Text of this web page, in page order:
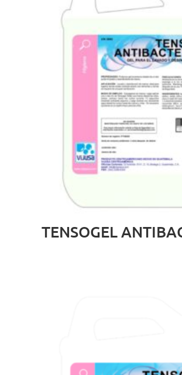
TENSOGEL